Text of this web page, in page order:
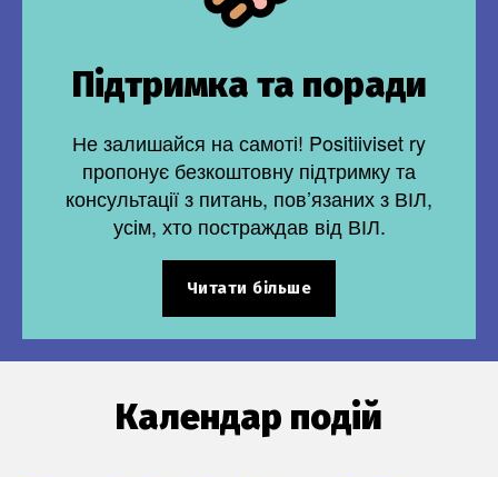
Підтримка та поради
Не залишайся на самоті! Positiiviset ry
пропонує безкоштовну підтримку та
консультації з питань, пов’язаних з ВІЛ,
усім, хто постраждав від ВІЛ.
Читати більше
Календар подій